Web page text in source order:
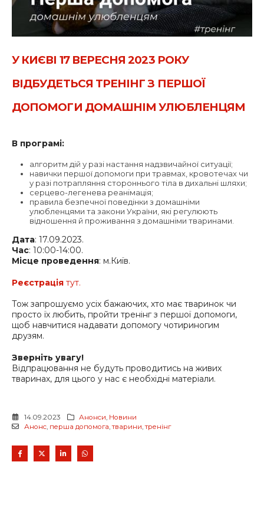
У КИЄВІ 17 ВЕРЕСНЯ 2023 РОКУ
ВІДБУДЕТЬСЯ ТРЕНІНГ З ПЕРШОЇ
ДОПОМОГИ ДОМАШНІМ УЛЮБЛЕНЦЯМ
В програмі:
алгоритм дій у разі настання надзвичайної ситуації;
навички першої допомоги при травмах, кровотечах чи
у разі потрапляння стороннього тіла в дихальні шляхи;
серцево-легенева реанімація;
правила безпечної поведінки з домашніми
улюбленцями та закони України, які регулюють
відношення й проживання з домашніми тваринами.
Дата: 17.09.2023.
Час: 10:00-14:00.
Місце проведення: м.Київ.
Реєстрація тут.
Тож запрошуємо усіх бажаючих, хто має тваринок чи
просто їх любить, пройти тренінг з першої допомоги,
щоб навчитися надавати допомогу чотириногим
друзям.
Зверніть увагу!
Відпрацювання не будуть проводитись на живих
тваринах, для цього у нас є необхідні матеріали.
14.09.2023 Анонси, Новини
Анонс, перша допомога,тварини,тренінг